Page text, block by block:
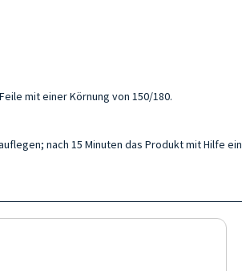
mit einer Körnung von 150/180.
nach 15 Minuten das Produkt mit Hilfe